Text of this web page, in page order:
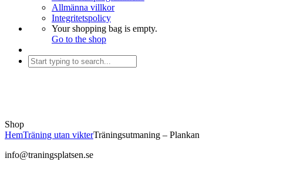
Allmänna villkor
Integritetspolicy
Your shopping bag is empty.
Go to the shop
Shop
HemTräning utan vikterTräningsutmaning – Plankan
info@traningsplatsen.se